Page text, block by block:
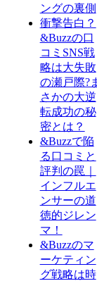
ングの裏側
衝撃告白？
&Buzzの口
コミSNS戦
略は大失敗
の瀬戸際?
さかの大逆
転成功の秘
密とは？
&Buzzで陥
る口コミと
評判の罠｜
インフルエ
ンサーの道
徳的ジレン
マ！
&Buzzのマ
ーケティン
グ戦略は時